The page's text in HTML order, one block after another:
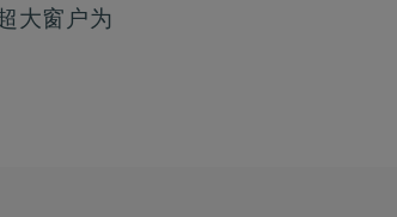
大窗户为